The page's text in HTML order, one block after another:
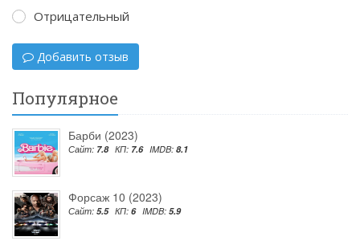
Отрицательный
Добавить отзыв
Популярное
Барби (2023)
Сайт: 7.8 КП: 7.6 IMDB: 8.1
Форсаж 10 (2023)
Сайт: 5.5 КП: 6 IMDB: 5.9